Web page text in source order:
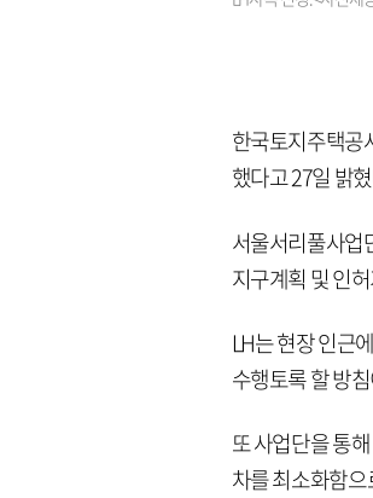
한국토지주택공
했다고 27일 밝
서울서리풀사업
지구계획 및 인
LH는 현장 인근
수행토록 할 방
또 사업단을 통
차를 최소화함